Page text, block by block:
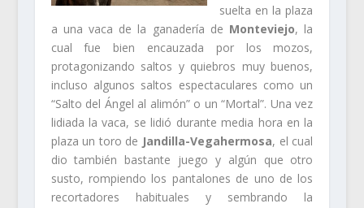
suelta en la plaza
a una vaca de la ganadería de Monteviejo, la
cual fue bien encauzada por los mozos,
protagonizando saltos y quiebros muy buenos,
incluso algunos saltos espectaculares como un
“Salto del Ángel al alimón” o un “Mortal”. Una vez
lidiada la vaca, se lidió durante media hora en la
plaza un toro de Jandilla-Vegahermosa, el cual
dio también bastante juego y algún que otro
susto, rompiendo los pantalones de uno de los
recortadores habituales y sembrando la